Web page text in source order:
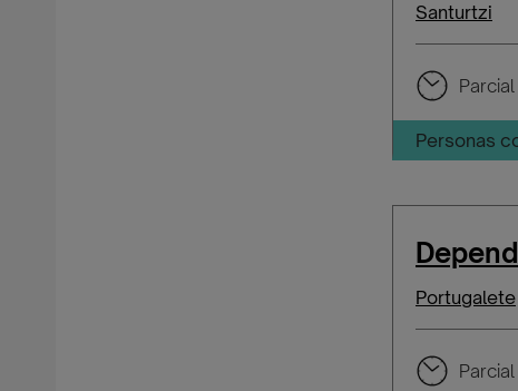
Santurtzi
Personas
Portugalete